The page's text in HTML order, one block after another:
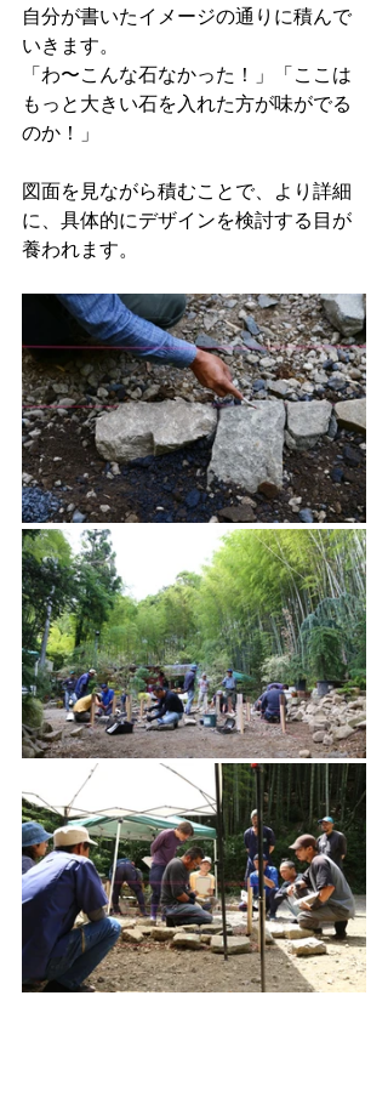
自分が書いたイメージの通りに積んで
いきます。
「わ〜こんな石なかった！」「ここは
もっと大きい石を入れた方が味がでる
のか！」
図面を見ながら積むことで、より詳細
に、具体的にデザインを検討する目が
養われます。